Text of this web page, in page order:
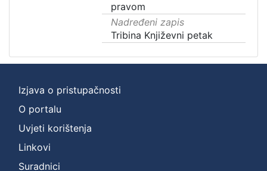
pravom
Nadređeni zapis
Tribina Književni petak
Izjava o pristupačnosti
O portalu
Uvjeti korištenja
Linkovi
Suradnici